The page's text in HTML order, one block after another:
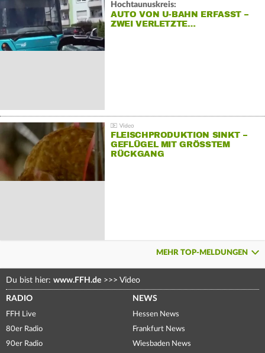
Hochtaunuskreis:
AUTO VON U-BAHN ERFASST –
ZWEI VERLETZTE…
FLEISCHPRODUKTION SINKT –
GEFLÜGEL MIT GRÖSSTEM R
ÜCKGANG
MEHR TOP-MELDUNGEN
Du bist hier: www.FFH.de >>> Video
RADIO
FFH Live
80er Radio
90er Radio
NEWS
Hessen News
Frankfurt News
Wiesbaden News